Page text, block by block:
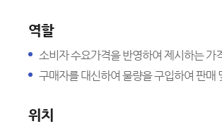
역할
소비자 수요가격을 반영하여 제시하는 가
구매자를 대신하여 물량을 구입하여 판매
위치